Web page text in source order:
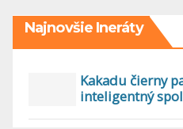
Najnovšie Ineráty
Kakadu čierny
inteligentný